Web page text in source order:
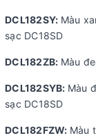
DCL182SY: Màu
sạc DC18SD
DCL182ZB: Màu
DCL182SYB: Màu
sạc DC18SD
DCL182FZW: Màu